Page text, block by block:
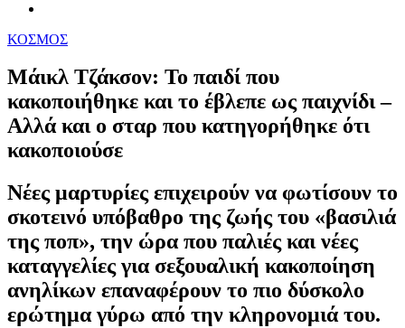
ΚΟΣΜΟΣ
Μάικλ Τζάκσον: Το παιδί που
κακοποιήθηκε και το έβλεπε ως παιχνίδι –
Αλλά και ο σταρ που κατηγορήθηκε ότι
κακοποιούσε
Νέες μαρτυρίες επιχειρούν να φωτίσουν το
σκοτεινό υπόβαθρο της ζωής του «βασιλιά
της ποπ», την ώρα που παλιές και νέες
καταγγελίες για σεξουαλική κακοποίηση
ανηλίκων επαναφέρουν το πιο δύσκολο
ερώτημα γύρω από την κληρονομιά του.